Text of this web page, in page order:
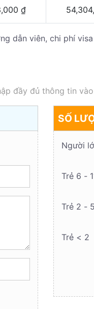
₫
dẫn viên, chi phí
đầy đủ thông tin
SỐ
Người
Trẻ 6 -
Trẻ 2 - 5
Trẻ < 2